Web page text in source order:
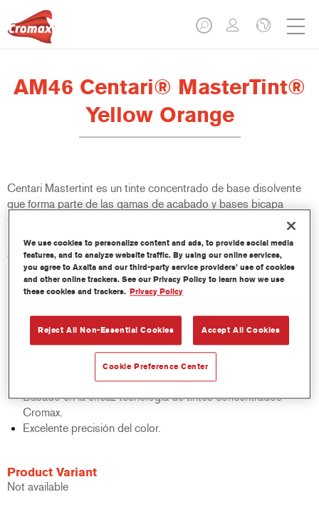
AM46 Centari® MasterTint®
Yellow Orange
Centari Mastertint es un tinte concentrado de base disolvente
que forma parte de las gamas de acabado y bases bicapa
Centari.
Características del producto
Sistema de pintado de base disolvente, único por su
versatilidad y facilidad de uso.
calidades de base disolvente: medios y altos sólidos,
acabados y bases bicapa.
Rápido control de stocks.
Ahorra espacio de almacenamiento.
Basado en la eficaz tecnología de tintes concentrados
Cromax.
Excelente precisión del color.
Product Variant
Not available
We use cookies to personalize content and ads, to provide social media
features, and to analyze website traffic. By using our online services,
you agree to Axalta and our third-party service providers’ use of cookies
and other online trackers. See our Privacy Policy to learn how we use
these cookies and trackers. Privacy Policy
Reject All Non-Essential Cookies Accept All Cookies
Cookie Preference Center